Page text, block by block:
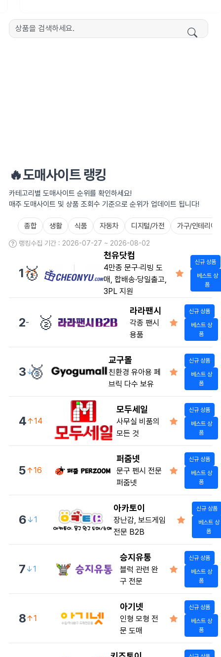
🔥도매사이트 랭킹
카테고리별 도매사이트 순위를 확인하세요!
매주 도매사이트 및 상품 조회수 기준으로 순위가 업데이트 됩니다!
종합 생활 식품 자동차 디지털/가전 가구/인테리어
랭킹수집 기간 : 2026-07-27 ~ 2026-08-02
1 ↑2
🥇
천유닷컴
4만종 문구·리빙 도
매, 합배송·당일출고,
3PL 지원
신규 상품
베스트 상
품
2- 🥈
라라팬시
각종 팬시
용품
신규 상품
베스트 상
품
3↓2
🥉
교구몰
친환경 유아용 페
브릭 다수 보유
신규 상품
베스트 상
품
4↑14
모두세일
사무실 비품의
모든 것
신규 상품
베스트 상
품
5↑16
퍼줌넷
문구 펜시 전문
퍼줌넷
신규 상품
베스트 상
품
6↓1
아카토이
장난감, 보드게임
전문 B2B
신규 상품
베스트 상
품
7↓1
승지유통
블럭 관련 완
구 전문
신규 상품
베스트 상
품
8↑1
아기넷
인형 모형 전
문 도매
신규 상품
베스트 상
품